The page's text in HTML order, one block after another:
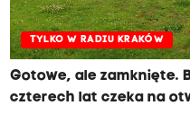
TYLKO W RADIU KRAKÓW
Gotowe, ale zamknięte.
czterech lat czeka na